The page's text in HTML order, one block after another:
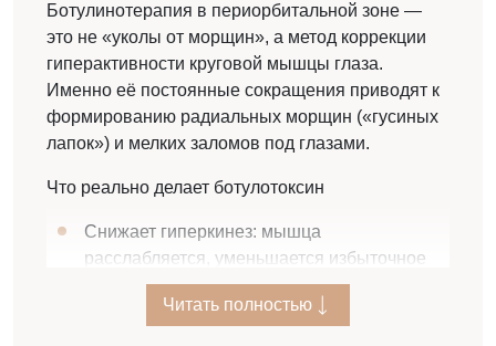
Ботулинотерапия в периорбитальной зоне —
это не «уколы от морщин», а метод коррекции
гиперактивности круговой мышцы глаза.
Именно её постоянные сокращения приводят к
формированию радиальных морщин («гусиных
лапок») и мелких заломов под глазами.
Что реально делает ботулотоксин
Снижает гиперкинез: мышца
расслабляется, уменьшается избыточное
напряжение, за счёт чего кожа перестаёт
постоянно «ломаться».
Читать полностью
Задайте свой вопрос
Отправляя запрос Вы соглашаетесь на обработку
персональных данных. Данные не передаются третьим